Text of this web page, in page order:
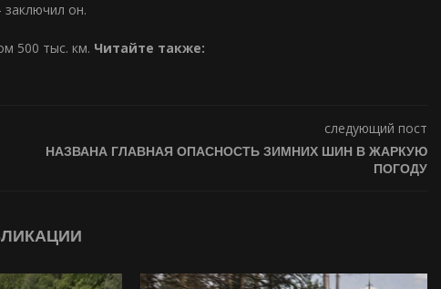
он.
500 тыс. км. Читайте также:
следующий пост
НАЗВАНА ГЛАВНАЯ ОПАСНОСТЬ ЗИМНИХ ШИН В ЖАРКУЮ
ПОГОДУ